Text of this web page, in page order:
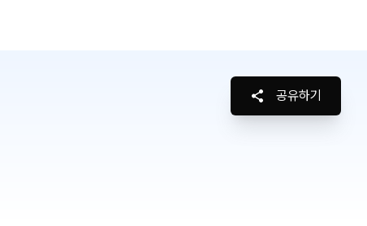
공유하기